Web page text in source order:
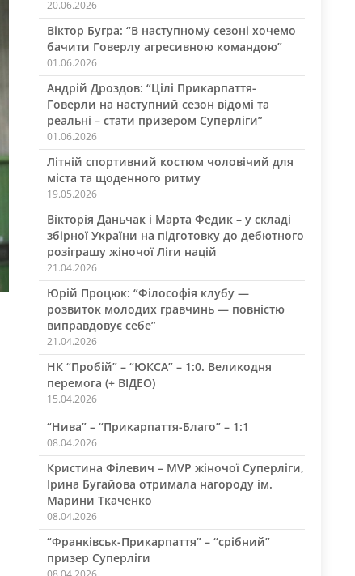
20.06.2026
Віктор Бугра: “В наступному сезоні хочемо
бачити Говерлу агресивною командою”
01.06.2026
Андрій Дроздов: “Цілі Прикарпаття-
Говерли на наступний сезон відомі та
реальні – стати призером Суперліги”
01.06.2026
Літній спортивний костюм чоловічий для
міста та щоденного ритму
19.05.2026
Вікторія Даньчак і Марта Федик – у складі
збірної України на підготовку до дебютного
розіграшу жіночої Ліги націй
21.04.2026
Юрій Процюк: “Філософія клубу —
розвиток молодих гравчинь — повністю
виправдовує себе”
21.04.2026
НК “Пробій” – “ЮКСА” – 1:0. Великодня
перемога (+ ВІДЕО)
15.04.2026
“Нива” – “Прикарпаття-Благо” – 1:1
08.04.2026
Кристина Філевич – MVP жіночої Суперліги,
Ірина Бугайова отримала нагороду ім.
Марини Ткаченко
08.04.2026
“Франківськ-Прикарпаття” – “срібний”
призер Суперліги